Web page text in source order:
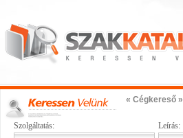
« Cégkereső »
Szolgáltatás: Leírás: